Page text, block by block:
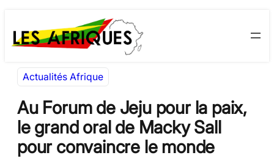
au
contenu
to
content
Actualités Afrique
Au Forum de Jeju pour la paix,
le grand oral de Macky Sall
pour convaincre le monde